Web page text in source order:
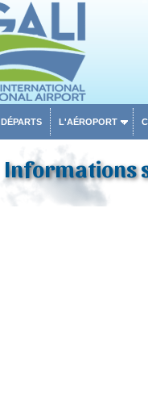
DÉPARTS L'AÉROPORT
Informations